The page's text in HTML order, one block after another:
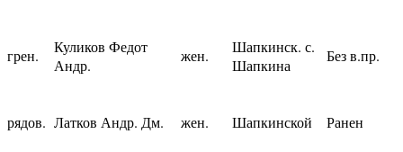
грен.
Куликов Федот
Андр.
жен.
Шапкинск. с.
Шапкина
Без в.пр.
рядов. Латков Андр. Дм. жен. Шапкинской Ранен